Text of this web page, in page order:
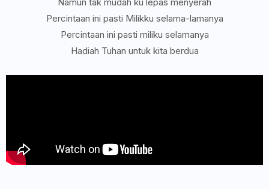
Percintaan ini pasti Milikku selama-lamanya
Percintaan ini pasti miliku selamanya
Hadiah Tuhan untuk kita berdua